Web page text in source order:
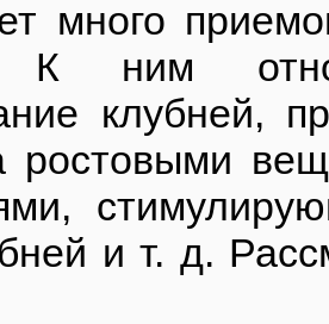
много
К ним
клубней,
ростовыми
и т. д.